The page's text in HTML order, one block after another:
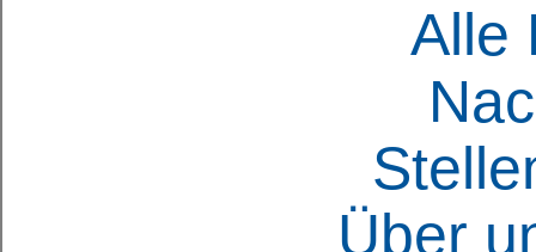
Alle
Über